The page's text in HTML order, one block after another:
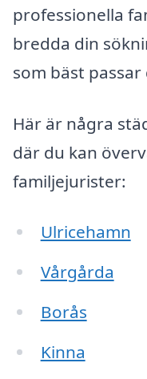
professionella
bredda din
som bäst
Här är några
där du kan
familjejurister:
Ulricehamn
Vårgårda
Borås
Kinna